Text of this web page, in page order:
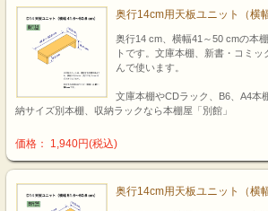
奥行14cm用天板ユニット（横
奥行14 cm、横幅41～50 cmの本
トです。文庫本棚、新書・コミ
んで使います。
文庫本棚やCDラック、B6、A4本
納サイズ別本棚、収納ラックなら本棚屋「別館」
価格： 1,940円(税込)
奥行14cm用天板ユニット（横